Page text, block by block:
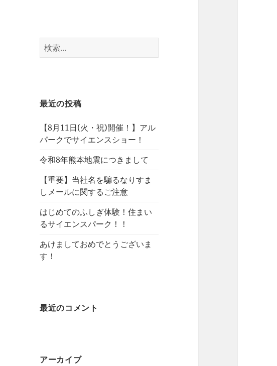
検
索:
最近の投稿
【8月11日(火・祝)開催！】アル
パークでサイエンスショー！
令和8年熊本地震につきまして
【重要】当社名を騙るなりすま
しメールに関するご注意
はじめてのふしぎ体験！住まい
るサイエンスパーク！！
あけましておめでとうございま
す！
最近のコメント
アーカイブ